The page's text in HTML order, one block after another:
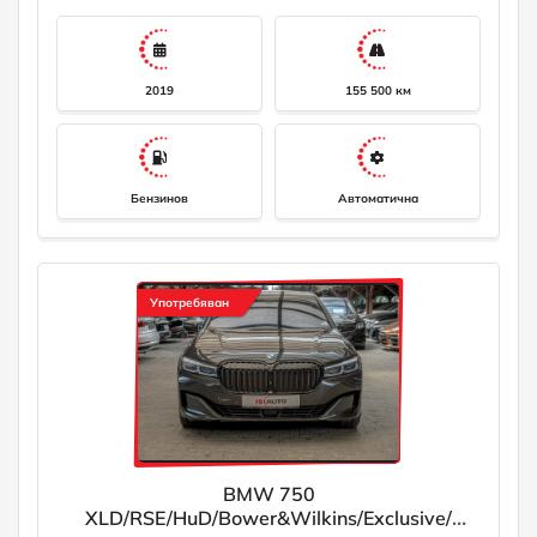
09AA Външна защита на обшивката 0C3E Bernina Grey
кехлибарен ефект металик Добавяне Стойност 01DE
Стандарти за емисии на отработени газове EU6 RDE 023K
BMW джанта V-spoke 620 / плоска. 0258 Гуми със свойства
runflat 02TB Спортна автоматична скоростна кутия 0302
Алармена система 0322 Система за комфортен достъп 0358
Климатик и комфортно предно стъкло 03DS BMW дисплеен
ключ 0428 Предупредителен триъгълник и аптечка 0456
Комфортна седалка с памет 0494 Отопление на седалката
водач/пътник 04NB Автоматична Климатичен контрол с 4-
зонов контрол 04T7 Масажна функция за водача и пътника
0536 Допълнително отопление 0552 Адаптивни LED фарове
Телесервизи 06C4 Connected пакет Professional 06U3
Работна зона BMW Live Professional 06WD WLAN Hotspot
0801 Немска версия 0879 Бордова литература, немски език
08R9 Хладилен агент R1234yf 08TL Dummy-SALAPA A090 90
Ah AGM батерия NAMY Кожена тапицерия Nappa
Enhanced/Mokka Лизинг! За повече информация
0882111022, info@isauto. net
2019 155 500 км
Бензинов Автоматична
Употребяван
BMW 750
ХLD/RSE/HuD/Bower&Wilkins/Exclusive/